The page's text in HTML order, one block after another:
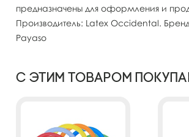
предназначены для оформления и
Производитель: Latex Occidental.
Payaso
С этим товаром